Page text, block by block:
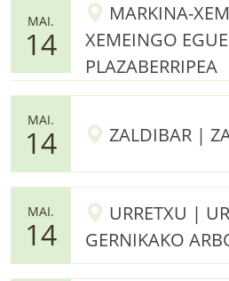
MAI.
14
MARKINA-
XEMEINGO
PLAZABERRIPEA
MAI.
14 ZALDIBAR |
MAI.
14
URRETXU |
GERNIKAKO